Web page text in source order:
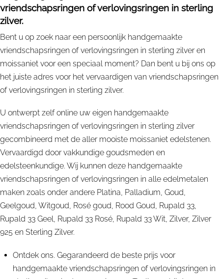
vriendschapsringen of verlovingsringen in sterling
zilver.
Bent u op zoek naar een persoonlijk handgemaakte
vriendschapsringen of verlovingsringen in sterling zilver en
moissaniet voor een speciaal moment? Dan bent u bij ons op
het juiste adres voor het vervaardigen van vriendschapsringen
of verlovingsringen in sterling zilver.
U ontwerpt zelf online uw eigen handgemaakte
vriendschapsringen of verlovingsringen in sterling zilver
gecombineerd met de aller mooiste moissaniet edelstenen.
Vervaardigd door vakkundige goudsmeden en
edelsteenkundige. Wij kunnen deze handgemaakte
vriendschapsringen of verlovingsringen in alle edelmetalen
maken zoals onder andere Platina, Palladium, Goud,
Geelgoud, Witgoud, Rosé goud, Rood Goud, Rupald 33,
Rupald 33 Geel, Rupald 33 Rosé, Rupald 33 Wit, Zilver, Zilver
925 en Sterling Zilver.
Ontdek ons. Gegarandeerd de beste prijs voor
handgemaakte vriendschapsringen of verlovingsringen in